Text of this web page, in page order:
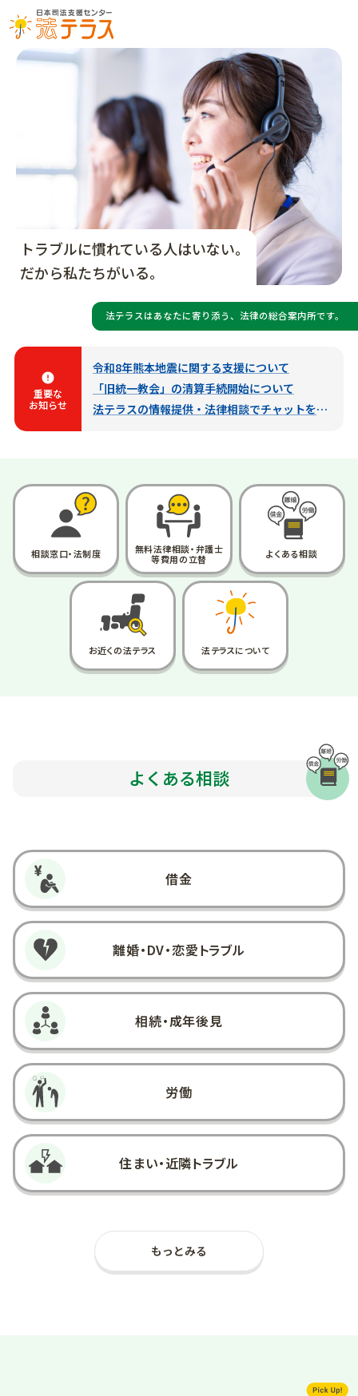
トラブルに慣れている人はいない。
だから私たちがいる。
法テラスはあなたに寄り添う、 法律の総合案内所です。
error
重要な
お知らせ
令和8年熊本地震に関する支援について
「旧統一教会」の清算手続開始について
法テラスの情報提供・法律相談でチャットを通じてお金を請求することはありません！
相談窓口・法制度 無料法律相談・弁護士
等費用の立替
よくある相談
お近くの法テラス 法テラスについて
よくある相談
借金
離婚・DV・恋愛トラブル
相続・成年後見
労働
住まい・近隣トラブル
金銭トラブル・消費者被害
もっとみる